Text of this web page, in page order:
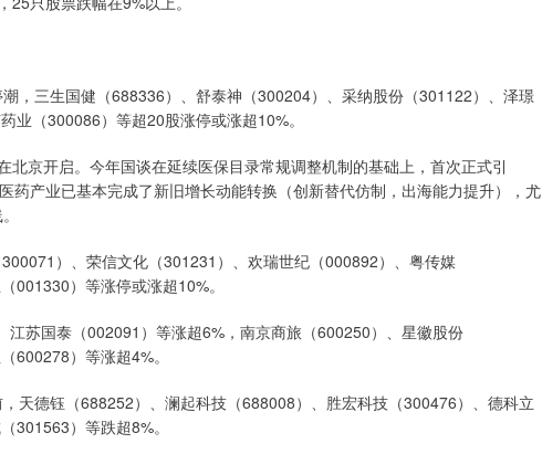
三生国健（688336）、舒泰神（300204）、采纳股份（301122）、泽璟
业（300086）等超20股涨停或涨超10%。
京开启。今年国谈在延续医保目录常规调整机制的基础上，首次正式引
药产业已基本完成了新旧增长动能转换（创新替代仿制，出海能力提升），尤
）、荣信文化（301231）、欢瑞世纪（000892）、粤传媒
001330）等涨停或涨超10%。
苏国泰（002091）等涨超6%，南京商旅（600250）、星徽股份
600278）等涨超4%。
德钰（688252）、澜起科技（688008）、胜宏科技（300476）、德科立
301563）等跌超8%。